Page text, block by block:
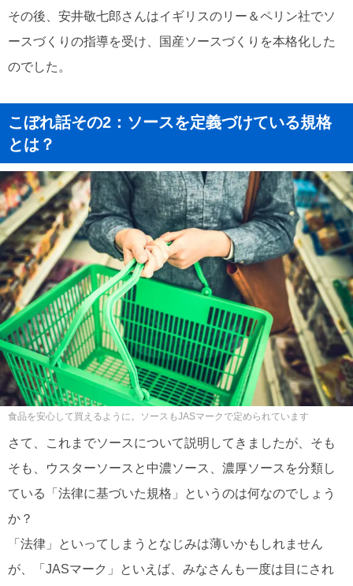
その後、安井敬七郎さんはイギリスのリー＆ペリン社でソ
ースづくりの指導を受け、国産ソースづくりを本格化した
のでした。
こぼれ話その2：ソースを定義づけている規格
とは？
食品を安心して買えるように。ソースもJASマークで定められています
さて、これまでソースについて説明してきましたが、そも
そも、ウスターソースと中濃ソース、濃厚ソースを分類し
ている「法律に基づいた規格」というのは何なのでしょう
か？
「法律」といってしまうとなじみは薄いかもしれません
が、「JASマーク」といえば、みなさんも一度は目にされ